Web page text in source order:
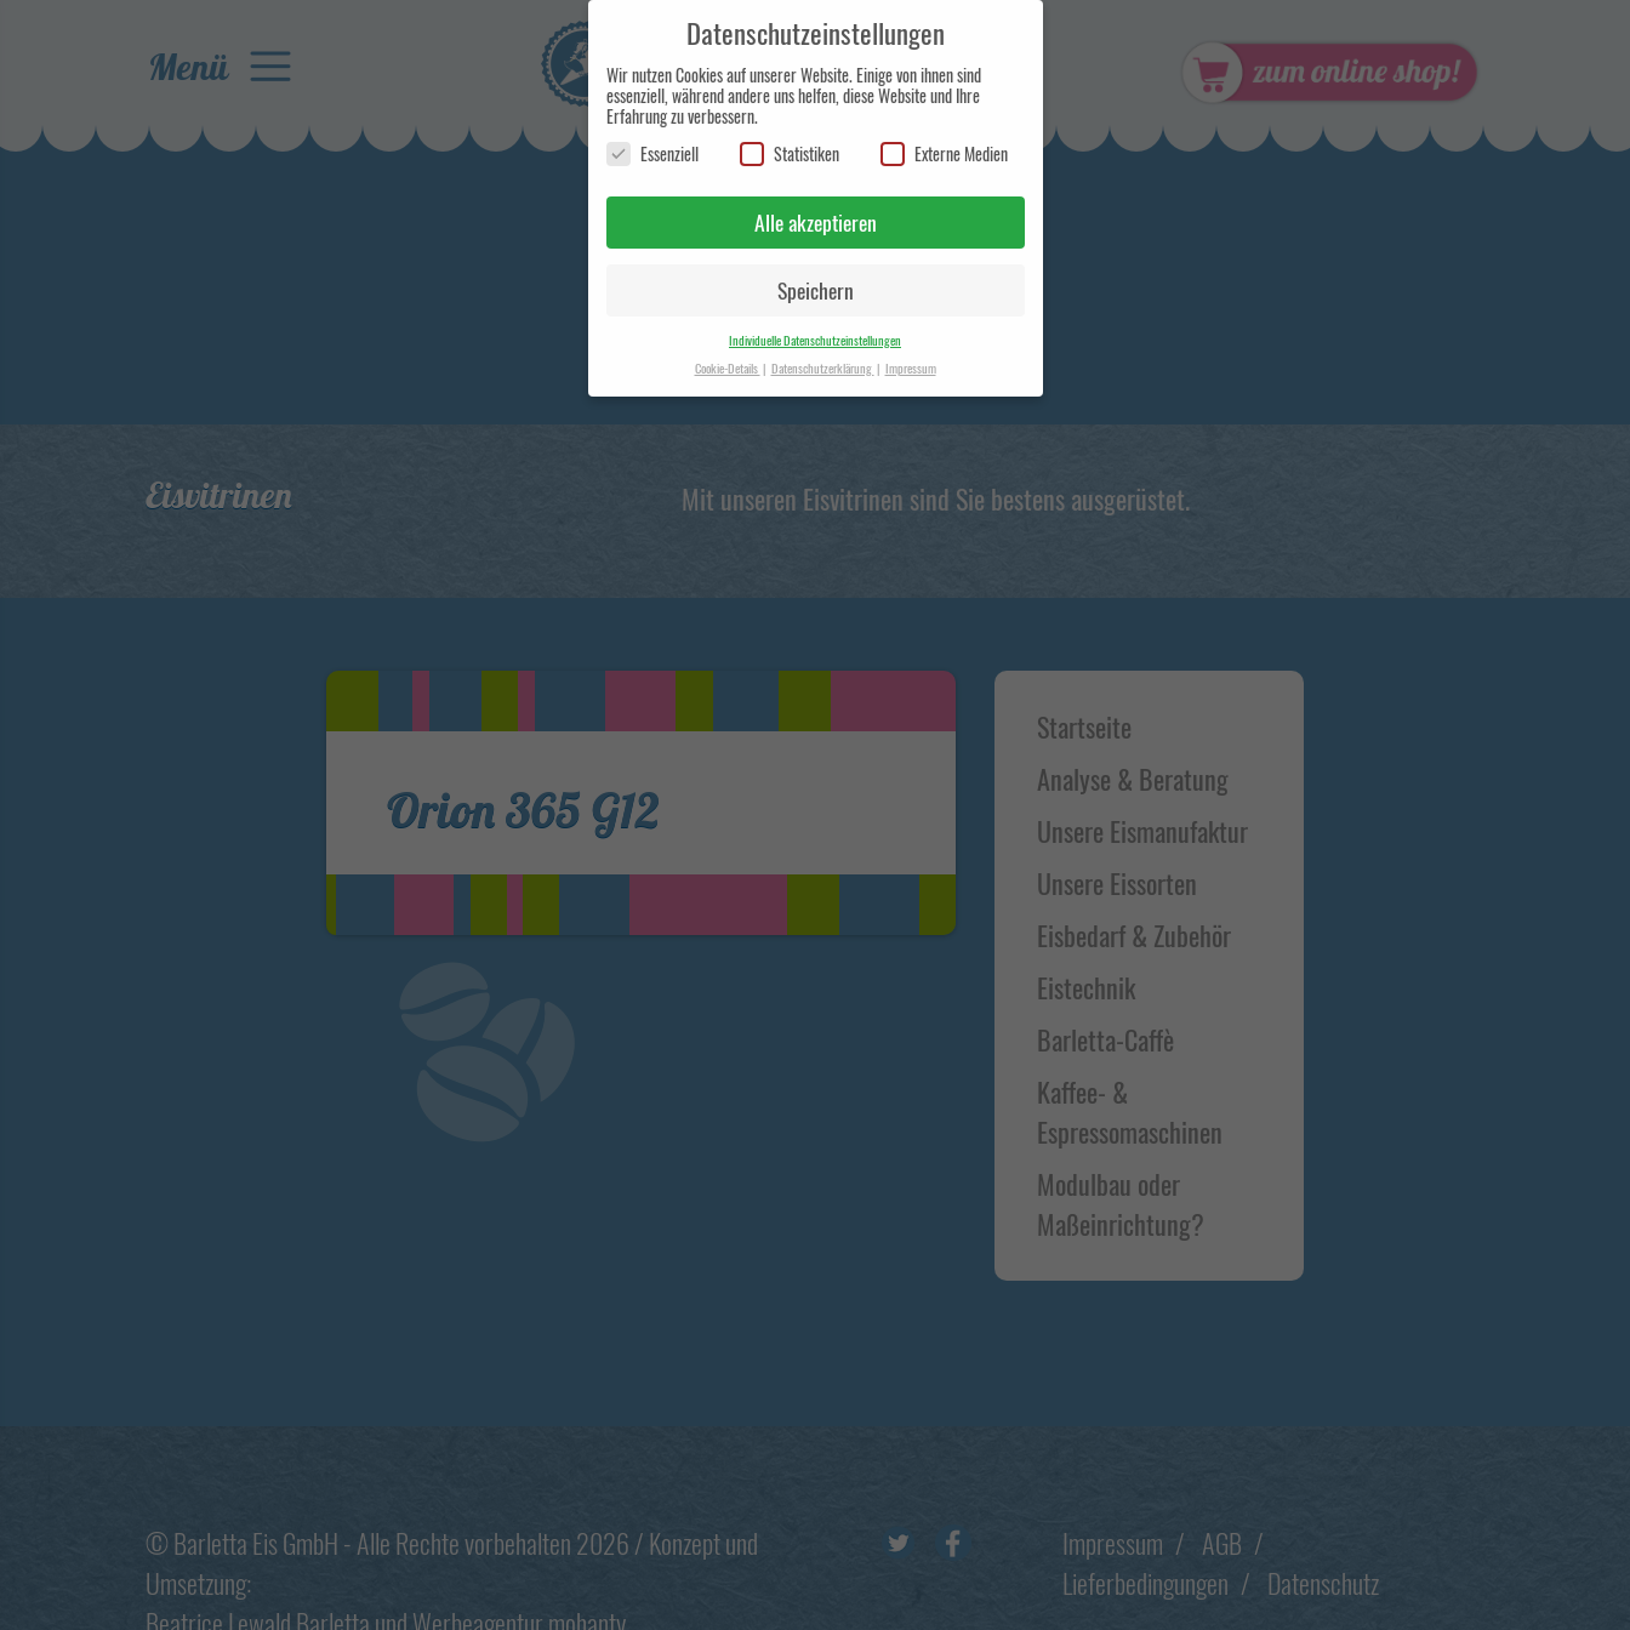
Menü
Eismanufaktur und Handelsunternehmen in
Berlin
Eisvitrinen Mit unseren Eisvitrinen sind Sie bestens ausgerüstet.
Orion 365 G12
Haupt-
Sidebar
Startseite
Analyse & Beratung
Unsere Eismanufaktur
Unsere Eissorten
Eisbedarf & Zubehör
Eistechnik
Barletta-Caffè
Kaffee- &
Espressomaschinen
Modulbau oder
Maßeinrichtung?
Footer Impressum
AGB
Lieferbedingungen
Datenschutz
© Barletta Eis GmbH - Alle Rechte vorbehalten 2026 / Konzept und
Umsetzung:
Datenschutzeinstellungen
Wir nutzen Cookies auf unserer Website. Einige von ihnen sind
essenziell, während andere uns helfen, diese Website und Ihre
Erfahrung zu verbessern.
Essenziell
Statistiken Externe Medien
Alle akzeptieren
Speichern
Individuelle Datenschutzeinstellungen
Cookie-Details
Datenschutzerklärung Impressum
Datenschutzeinstellungen
Cookies auswählen.
Essenziell (1)
einwandfreie Funktion der Website erforderlich.
Statistiken (1)
helfen uns zu verstehen, wie unsere Besucher unsere Website nutzen.